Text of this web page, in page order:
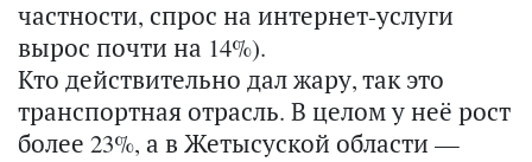
частности, спрос на интернет-услуги
вырос почти на 14%).
Кто действительно дал жару, так это
транспортная отрасль. В целом у неё рост
более 23%, а в Жетысуской области —